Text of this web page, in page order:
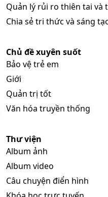
Quản lý rủi ro thiên tai và
Chia sẻ tri thức và sáng
Chủ đề xuyên suốt
Bảo vệ trẻ em
Giới
Quản trị tốt
Văn hóa truyền thống
Thư viện
Album ảnh
Album video
Câu chuyện điển hình